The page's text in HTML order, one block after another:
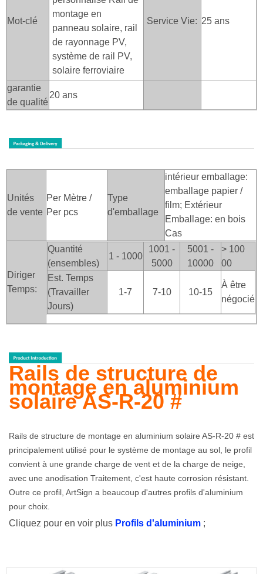
Mot-clé
montage en
panneau solaire, rail
de rayonnage PV,
système de rail PV,
solaire ferroviaire
Service Vie: 25 ans
garantie
de qualité
20 ans
Unités
de vente
Per Mètre /
Per pcs
Type
d'emballage
intérieur emballage:
emballage papier /
film; Extérieur
Emballage: en bois
Cas
Diriger
Temps:
Quantité
(ensembles)
1 - 1000
1001 -
5000
5001 -
10000
> 100
00
Est. Temps
(Travailler
Jours)
1-7 7-10 10-15
À être
négocié
Rails de structure de
montage en aluminium
solaire AS-R-20 #
Rails de structure de montage en aluminium solaire AS-R-20 # est
principalement utilisé pour le système de montage au sol, le profil
convient à une grande charge de vent et de la charge de neige,
avec une anodisation Traitement, c'est haute corrosion résistant.
Outre ce profil, ArtSign a beaucoup d'autres profils d'aluminium
pour choix.
Cliquez pour en voir plus Profils d'aluminium ;